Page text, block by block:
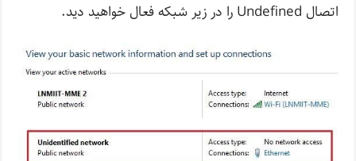
اتصال Undefined را در زیر شبکه فعال خواهید دید.